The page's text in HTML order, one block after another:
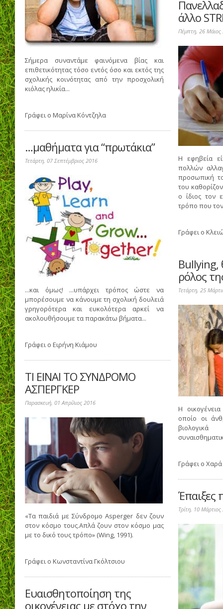
Σήμερα συναντάμε φαινόμενα βίας και
επιθετικότητας τόσο εντός όσο και εκτός της
σχολικής κοινότητας από την προσχολική
κιόλας ηλικία...
Γράφει ο Μαρίνα Κόντζηλα
…μαθήματα για “πρωτάκια”
Τετάρτη, 07 Σεπτέμβριος 2016
...και όμως! ...υπάρχει τρόπος ώστε να
μπορέσουμε να κάνουμε τη σχολική δουλειά
γρηγορότερα και ευκολότερα αρκεί να
ακολουθήσουμε τα παρακάτω βήματα...
Γράφει ο Ειρήνη Κιάμου
ΤΙ ΕΙΝΑΙ ΤΟ ΣΥΝΔΡΟΜΟ
ΑΣΠΕΡΓΚΕΡ
Παρασκευή, 01 Απρίλιος 2016
«Τα παιδιά με Σύνδρομο Asperger δεν ζουν
στον κόσμο τους.Απλά ζουν στον κόσμο μας
με το δικό τους τρόπο» (Wing, 1991).
Γράφει ο Κωνσταντίνα Γκόλτσιου
Ευαισθητοποίηση της
οικογένειας με στόχο την
άλλο
Πέμπτη, 26 Μάιος
Η εφηβεία
πολλών
προσωπική
του
ο ίδιος τον
τρόπο που
Γράφει ο
Bullying,
ρόλος
Τετάρτη, 25
Η
οποίο οι
Γράφει ο
Έπαιξες
Τρίτη, 10